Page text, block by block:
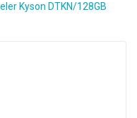
Kyson DTKN/128GB